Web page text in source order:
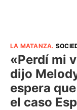
LA MATANZA.
«Perdí mi
dijo
espera
el caso